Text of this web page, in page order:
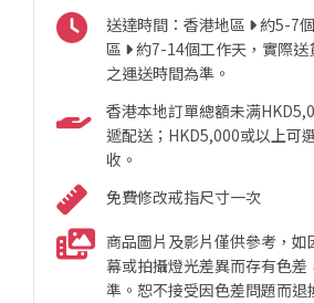
送達時間：香港地區
約5-7
區
約7-14個工作天，實際送
之運送時間為準。
香港本地訂單總額未满
遞配送；HKD5,000或以上可
收。
免費修改戒指尺寸一次
商品圖片及影片僅供參考，如
幕或拍攝燈光差異而存有色差
準。恕不接受因色差問題而退